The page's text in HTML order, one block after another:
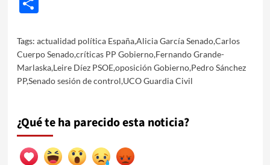
Tags: actualidad política España,Alicia García Senado,Carlos
Cuerpo Senado,críticas PP Gobierno,Fernando Grande-
Marlaska,Leire Díez PSOE,oposición Gobierno,Pedro Sánchez
PP,Senado sesión de control,UCO Guardia Civil
¿Qué te ha parecido esta noticia?